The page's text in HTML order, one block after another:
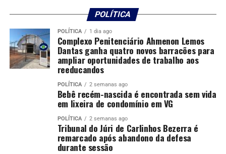
O Ministério da Justiça e Segurança Pública determinou
que a Polícia Federal instaure inquérito para apurar o
ataque. A pasta informou que uma equipe da PF, com
agentes, perito e papiloscopista, já foi deslocada para
POLÍTICA
POLÍTICA 1 dia ago
Complexo Penitenciário Ahmenon Lemos
Dantas ganha quatro novos barracões para
ampliar oportunidades de trabalho aos
reeducandos
POLÍTICA 2 semanas ago
Bebê recém-nascida é encontrada sem vida
em lixeira de condomínio em VG
POLÍTICA 2 semanas ago
Tribunal do Júri de Carlinhos Bezerra é
remarcado após abandono da defesa
durante sessão